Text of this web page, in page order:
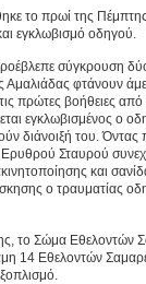
το πρωί της Πέμπτης
εγκλωβισμό οδηγού.
σύγκρουση
Αμαλιάδας φτάνουν
πρώτες βοήθειες
εγκλωβισμένος ο
διάνοιξή του. Όντας
Σταυρού
και
ο τραυματίας
το Σώμα Εθελοντών
14 Εθελοντών